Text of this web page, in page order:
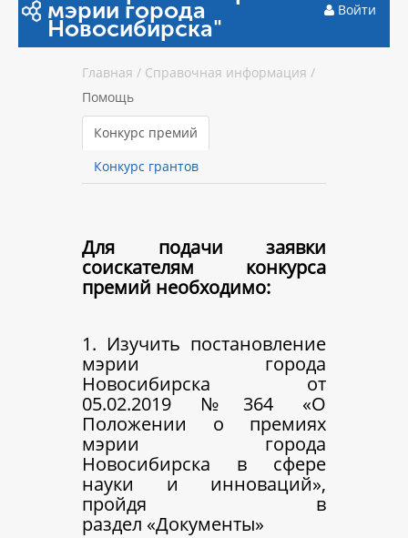
мэрии города
Новосибирска"
Войти
Главная / Справочная информация /
Помощь
Конкурс премий
Конкурс грантов
Для подачи заявки
соискателям конкурса
премий необходимо:
1. Изучить постановление
мэрии города
Новосибирска от
05.02.2019 №364 «О
Положении о премиях
мэрии города
Новосибирска в сфере
науки и инноваций»,
пройдя в
раздел «Документы»